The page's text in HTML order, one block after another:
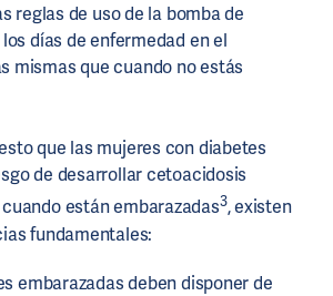
reglas de uso de la bomba de
días de enfermedad en el
mismas que cuando no estás
que las mujeres con diabetes
de desarrollar cetoacidosis
están embarazadas3, existen
fundamentales:
embarazadas deben disponer de